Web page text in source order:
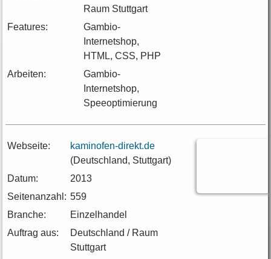
Raum Stuttgart
Features:
Gambio-
Internetshop,
HTML, CSS, PHP
Arbeiten:
Gambio-
Internetshop,
Speeoptimierung
Webseite:
kaminofen-direkt.de
(Deutschland, Stuttgart)
Datum:
2013
Seitenanzahl: 559
Branche:
Einzelhandel
Auftrag aus:
Deutschland / Raum
Stuttgart